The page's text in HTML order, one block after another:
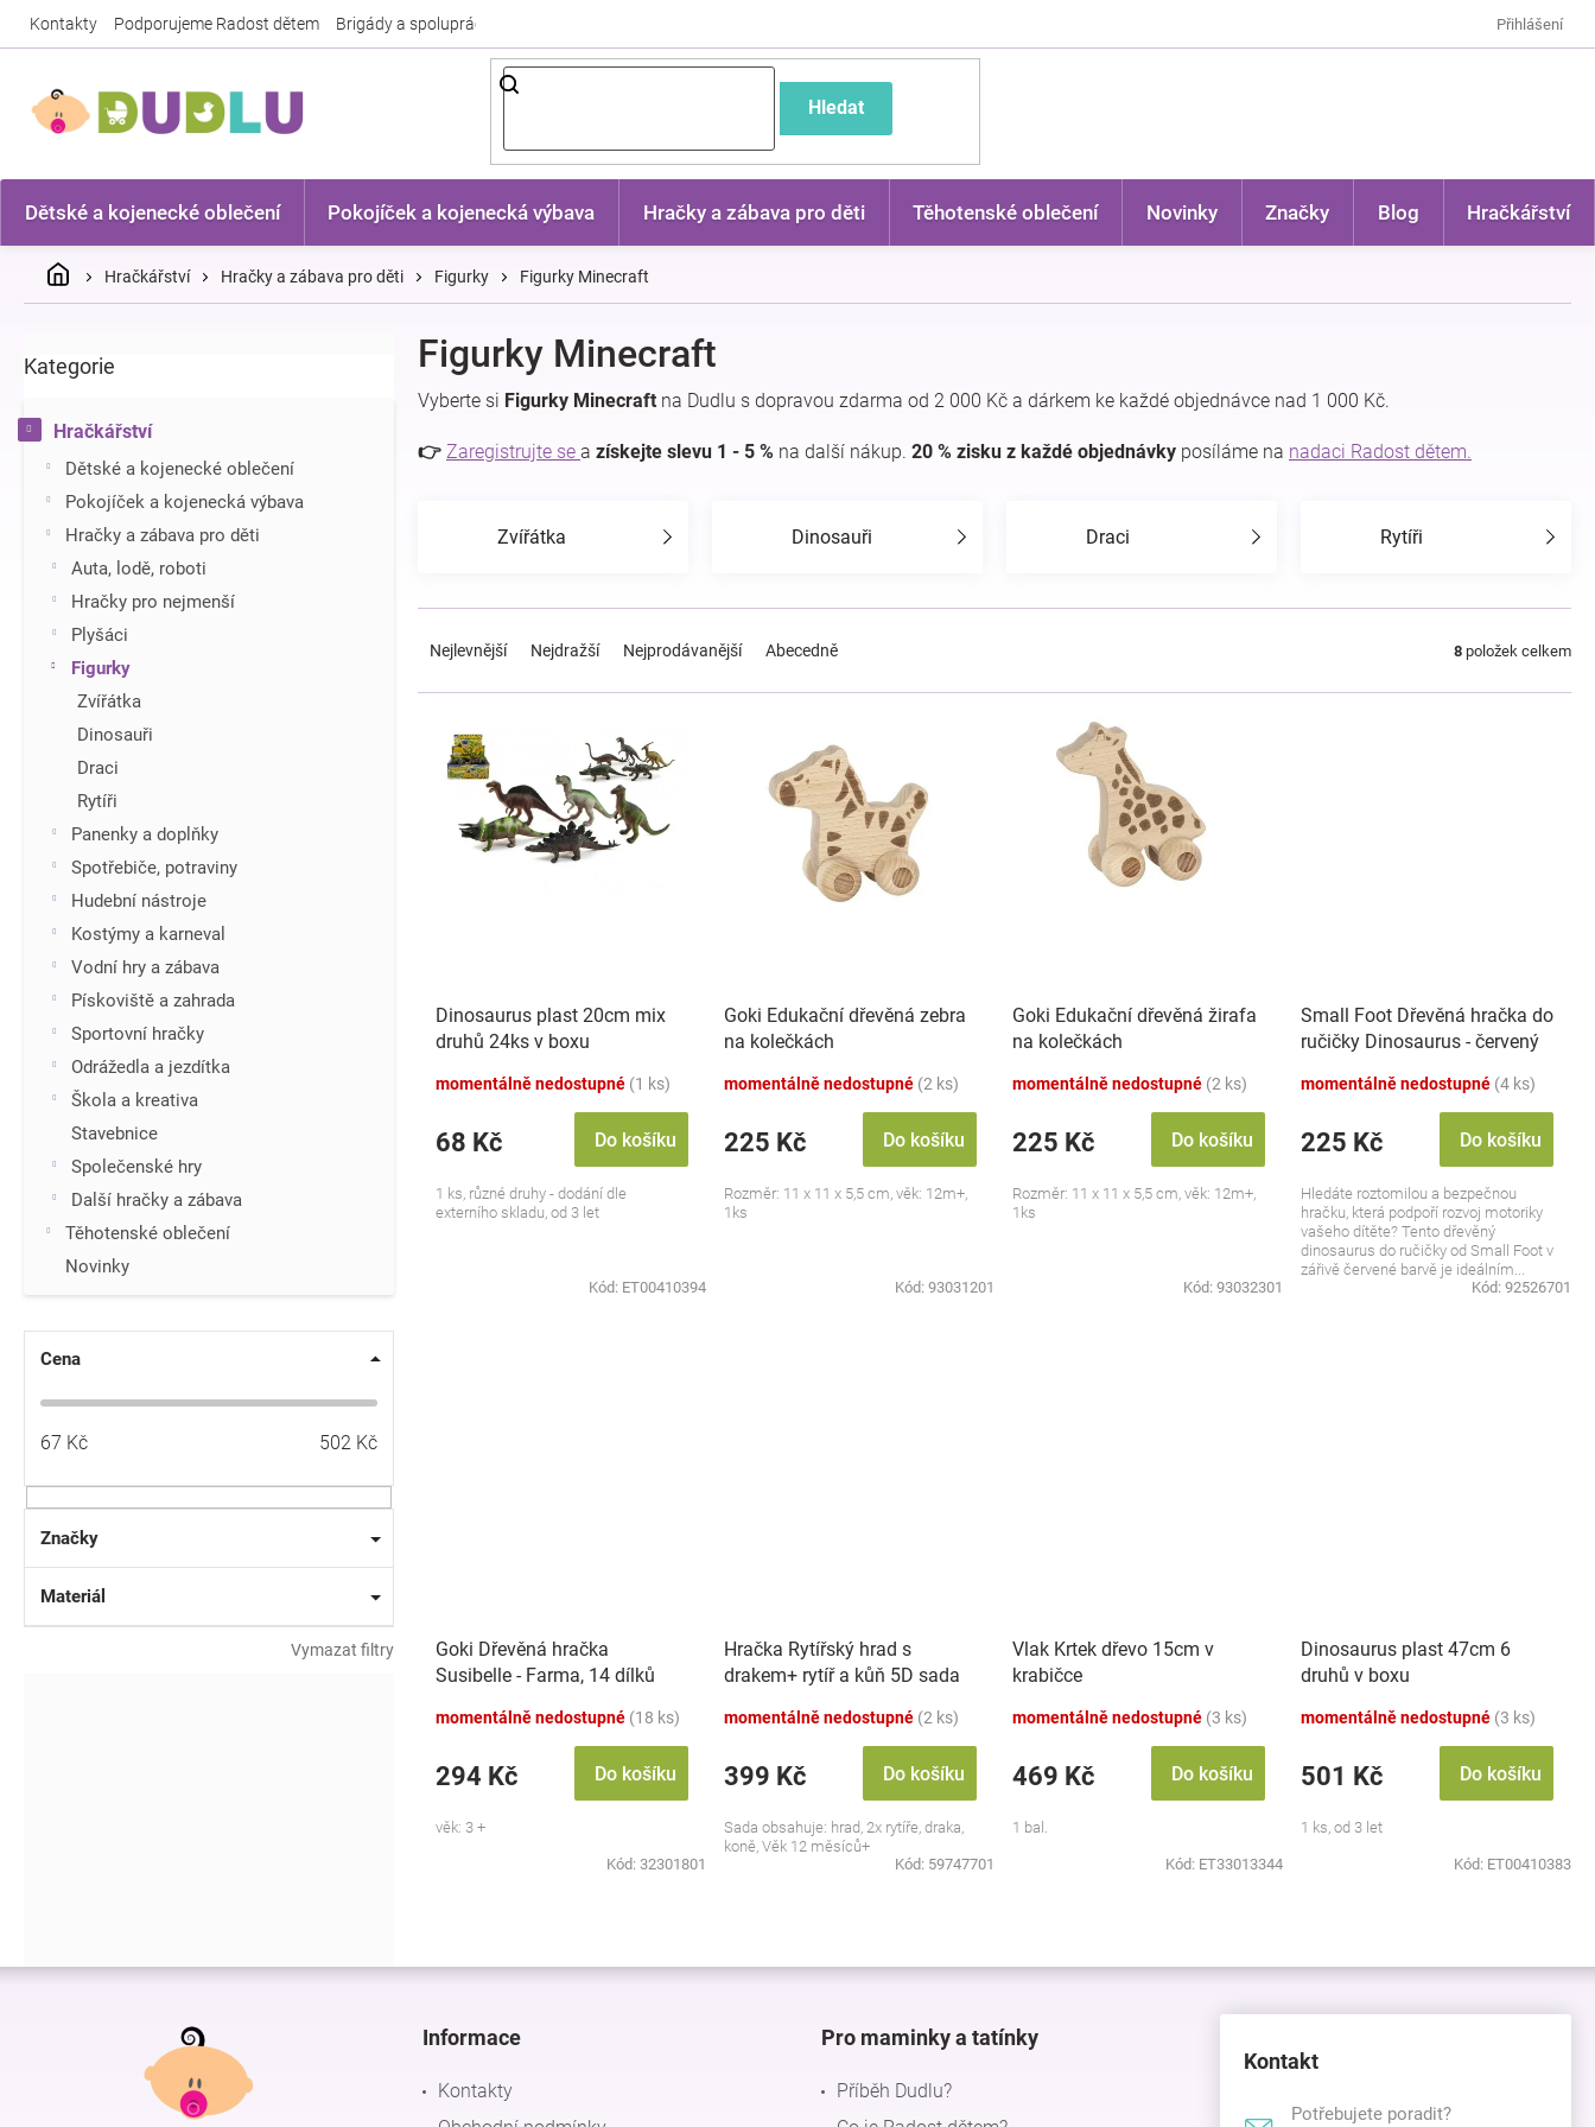
Kontakty Podporujeme Radost dětem Brigády a spolupráce Přihlášení
Hledat
Dětské a kojenecké oblečení Pokojíček a kojenecká výbava Hračky a zábava pro děti Těhotenské oblečení Novinky Značky Blog Hračkářství
DomůHračkářství Hračky a zábava pro děti Figurky Figurky Minecraft
o
t
r
Přeskočit
Kategorie
Hračkářství
Dětské a kojenecké oblečení
Pokojíček a kojenecká výbava
Hračky a zábava pro děti
Auta, lodě, roboti
Hračky pro nejmenší
Plyšáci
Figurky
Zvířátka
Dinosauři
Draci
Rytíři
Panenky a doplňky
Spotřebiče, potraviny
Hudební nástroje
Kostýmy a karneval
Vodní hry a zábava
Pískoviště a zahrada
Sportovní hračky
Odrážedla a jezdítka
Škola a kreativa
Stavebnice
Společenské hry
Další hračky a zábava
Těhotenské oblečení
Novinky
Cena
67 Kč 502 Kč
Značky
Materiál
Vymazat filtry
Figurky Minecraft
Vyberte si Figurky Minecraft na Dudlu s dopravou zdarma od 2 000 Kč a dárkem ke každé objednávce nad 1 000 Kč.
👉 Zaregistrujte se a získejte slevu 1 - 5 % na další nákup. 20 % zisku z každé objednávky posíláme na nadaci Radost dětem.
Zvířátka Dinosauři Draci Rytíři
e
Nejlevnější Nejdražší Nejprodávanější Abecedně 8 položek celkem
Dinosaurus plast 20cm mix
druhů 24ks v boxu
momentálně nedostupné (1 ks)
68 Kč Do košíku
1 ks, různé druhy - dodání dle
externího skladu, od 3 let
Kód: ET00410394
Goki Edukační dřevěná zebra
na kolečkách
momentálně nedostupné (2 ks)
225 Kč Do košíku
Rozměr: 11 x 11 x 5,5 cm, věk: 12m+,
1ks
Kód: 93031201
Goki Edukační dřevěná žirafa
na kolečkách
momentálně nedostupné (2 ks)
225 Kč Do košíku
Rozměr: 11 x 11 x 5,5 cm, věk: 12m+,
1ks
Kód: 93032301
Small Foot Dřevěná hračka do
ručičky Dinosaurus - červený
momentálně nedostupné (4 ks)
225 Kč Do košíku
Hledáte roztomilou a bezpečnou
hračku, která podpoří rozvoj motoriky
vašeho dítěte? Tento dřevěný
dinosaurus do ručičky od Small Foot v
zářivě červené barvě je ideálním...
Kód: 92526701
Goki Dřevěná hračka
Susibelle - Farma, 14 dílků
momentálně nedostupné (18 ks)
294 Kč Do košíku
věk: 3 +
Kód: 32301801
Hračka Rytířský hrad s
drakem+ rytíř a kůň 5D sada
momentálně nedostupné (2 ks)
399 Kč Do košíku
Sada obsahuje: hrad, 2x rytíře, draka,
koně, Věk 12 měsíců+
Kód: 59747701
Vlak Krtek dřevo 15cm v
krabičce
momentálně nedostupné (3 ks)
469 Kč Do košíku
1 bal.
Kód: ET33013344
Dinosaurus plast 47cm 6
druhů v boxu
momentálně nedostupné (3 ks)
501 Kč Do košíku
1 ks, od 3 let
Kód: ET00410383
v
d
Z
Informace
Kontakty
Pro maminky a tatínky
Příběh Dudlu?
Kontakt
Potřebujete poradit?